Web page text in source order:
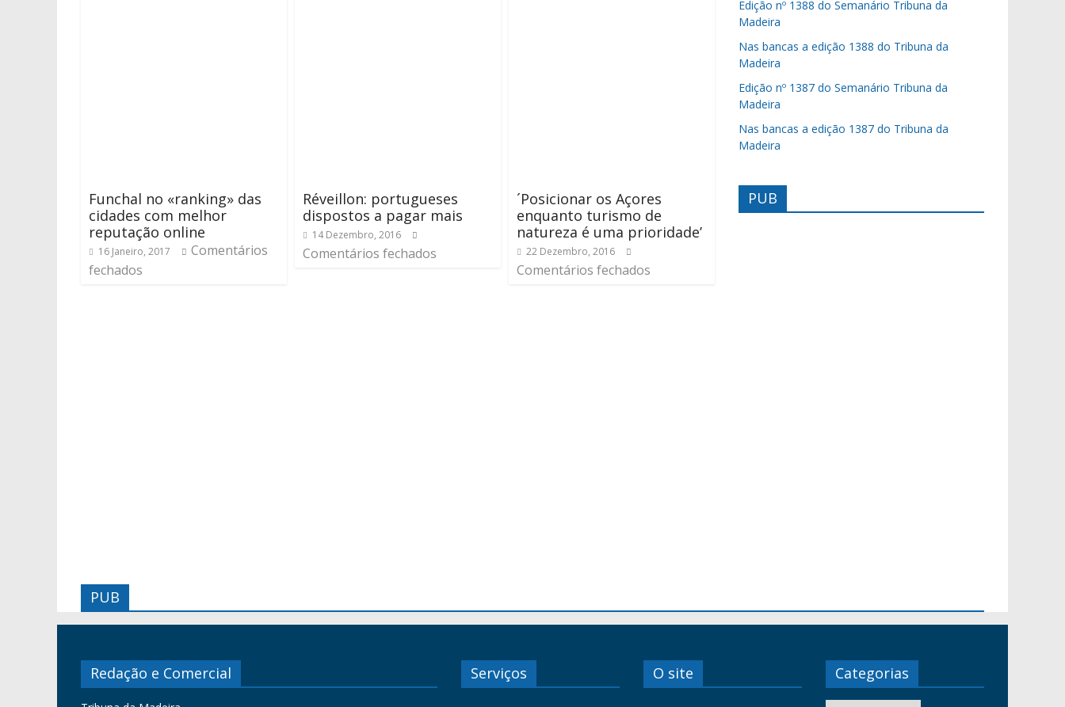
Funchal no «ranking» das
cidades com melhor
reputação online
16 Janeiro, 2017
Comentários
fechados
Réveillon: portugueses
dispostos a pagar mais
14 Dezembro, 2016
Comentários fechados
´Posicionar os Açores
enquanto turismo de
natureza é uma prioridade’
22 Dezembro, 2016
Comentários fechados
Edição nº 1388 do Semanário Tribuna da
Madeira
Nas bancas a edição 1388 do Tribuna da
Madeira
Edição nº 1387 do Semanário Tribuna da
Madeira
Nas bancas a edição 1387 do Tribuna da
Madeira
PUB
PUB
Redação e Comercial Serviços O site Categorias